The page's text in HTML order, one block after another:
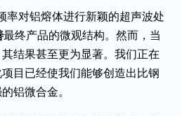
率对铝熔体进行新颖的超声波处
最终产品的微观结构。然而，当
结果甚至更为显著。我们正在
目已经使我们能够创造出比钢
铝微合金。